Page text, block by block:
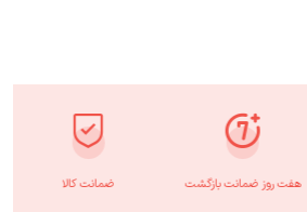
هفت روز ضمانت بازگشت ضمانت کالا